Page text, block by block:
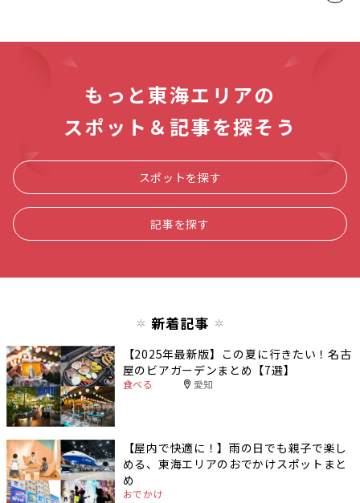
もっと東海エリアの
スポット＆記事を探そう
スポットを探す
記事を探す
新着記事
【2025年最新版】この夏に行きたい！名古
屋のビアガーデンまとめ【7選】
食べる 愛知
【屋内で快適に！】雨の日でも親子で楽し
める、東海エリアのおでかけスポットまと
め
おでかけ